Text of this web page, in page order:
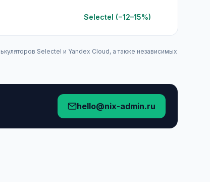
Selectel (−12–15%)
Selectel и Yandex Cloud, а также независимых
hello@nix-admin.ru